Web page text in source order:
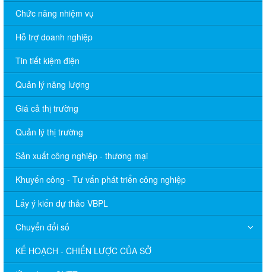
Chức năng nhiệm vụ
Hỗ trợ doanh nghiệp
Tin tiết kiệm điện
Quản lý năng lượng
Giá cả thị trường
Quản lý thị trường
Sản xuất công nghiệp - thương mại
Khuyến công - Tư vấn phát triển công nghiệp
Lấy ý kiến dự thảo VBPL
Chuyển đổi số
KẾ HOẠCH - CHIẾN LƯỢC CỦA SỞ